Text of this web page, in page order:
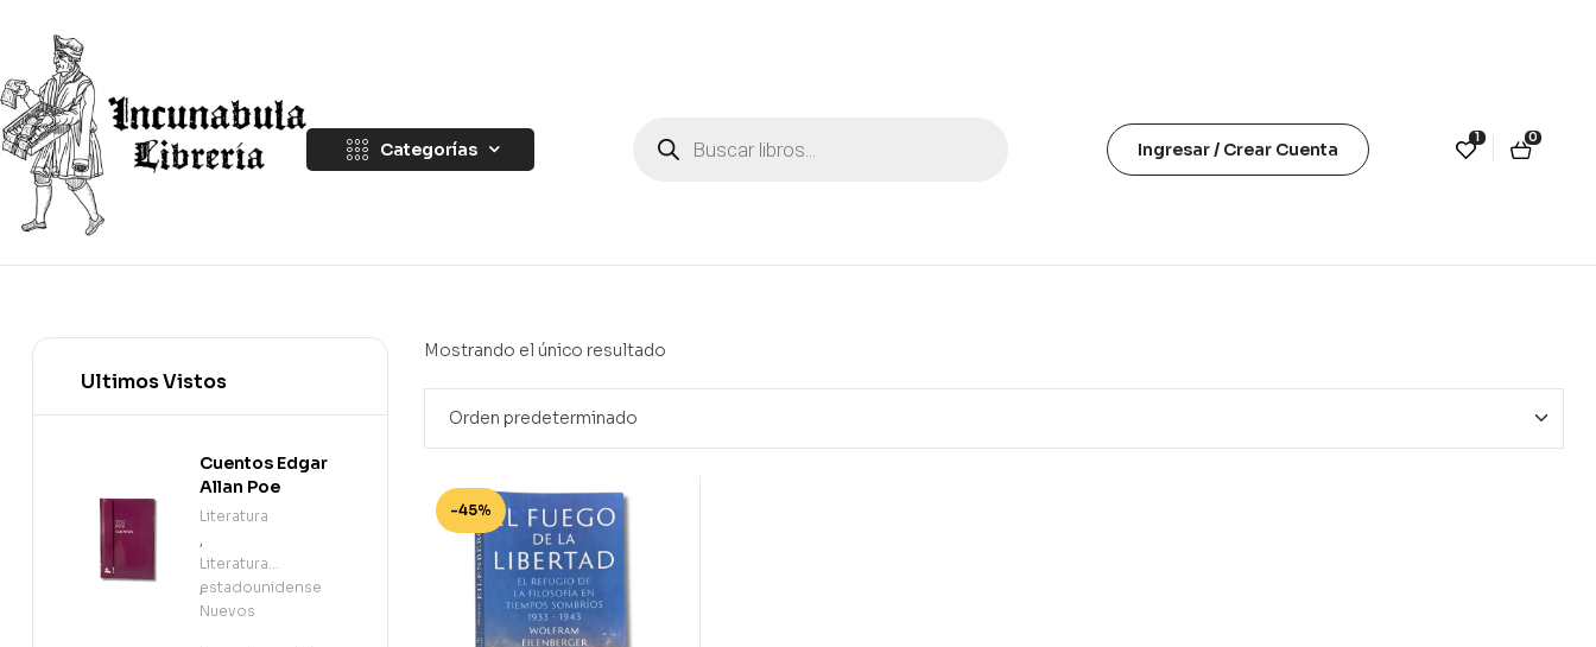
Categorías Ingresar / Crear Cuenta
1 0
Mostrando el único resultado
-45%
Ultimos Vistos
Cuentos Edgar
Allan Poe
Literatura
,
Literatura
estadounidense
,
Nuevos